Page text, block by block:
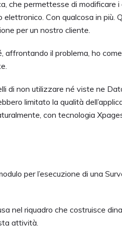
che permettesse di modificare
Con qualcosa in più.
per un nostro cliente.
affrontando il problema, ho
di non utilizzare né viste ne
limitato la qualità
con tecnologia
per l’esecuzione di una
nel riquadro che costruisce
attività.